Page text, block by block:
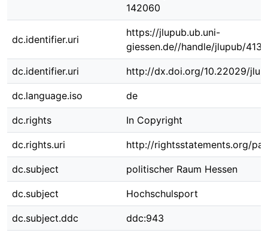
142060
dc.identifier.uri
https://jlupub.ub.uni-
giessen.de//handle/jlupub/4138
dc.identifier.uri http://dx.doi.org/10.22029/
dc.language.iso de
dc.rights In Copyright
dc.rights.uri http://rightsstatements.org/
dc.subject politischer Raum Hessen
dc.subject Hochschulsport
dc.subject.ddc ddc:943